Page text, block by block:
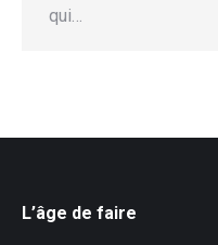
qui…
L’âge de faire